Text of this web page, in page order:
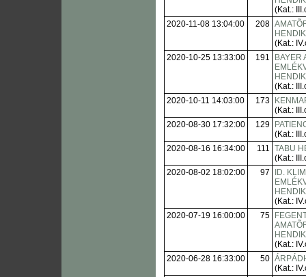
(Kat.:
2020-11-08 13:04:00
208
(Kat.:
2020-10-25 13:33:00
191
BAYER
(Kat.:
2020-10-11 14:03:00
173
(Kat.:
2020-08-30 17:32:00
129
(Kat.:
2020-08-16 16:34:00
111 TABU
(Kat.:
2020-08-02 18:02:00
97
ID.
(Kat.:
2020-07-19 16:00:00
75
(Kat.:
2020-06-28 16:33:00
50
(Kat.: